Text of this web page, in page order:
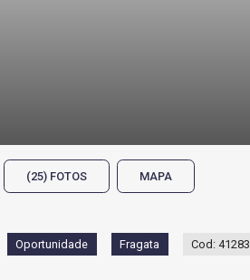
(25) FOTOS MAPA
Oportunidade Fragata Cod: 41283